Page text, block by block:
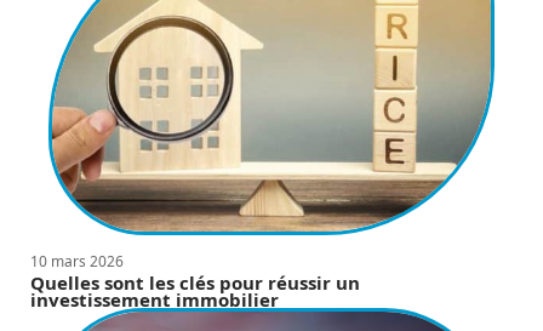
10 mars 2026
Quelles sont les clés pour réussir un
investissement immobilier